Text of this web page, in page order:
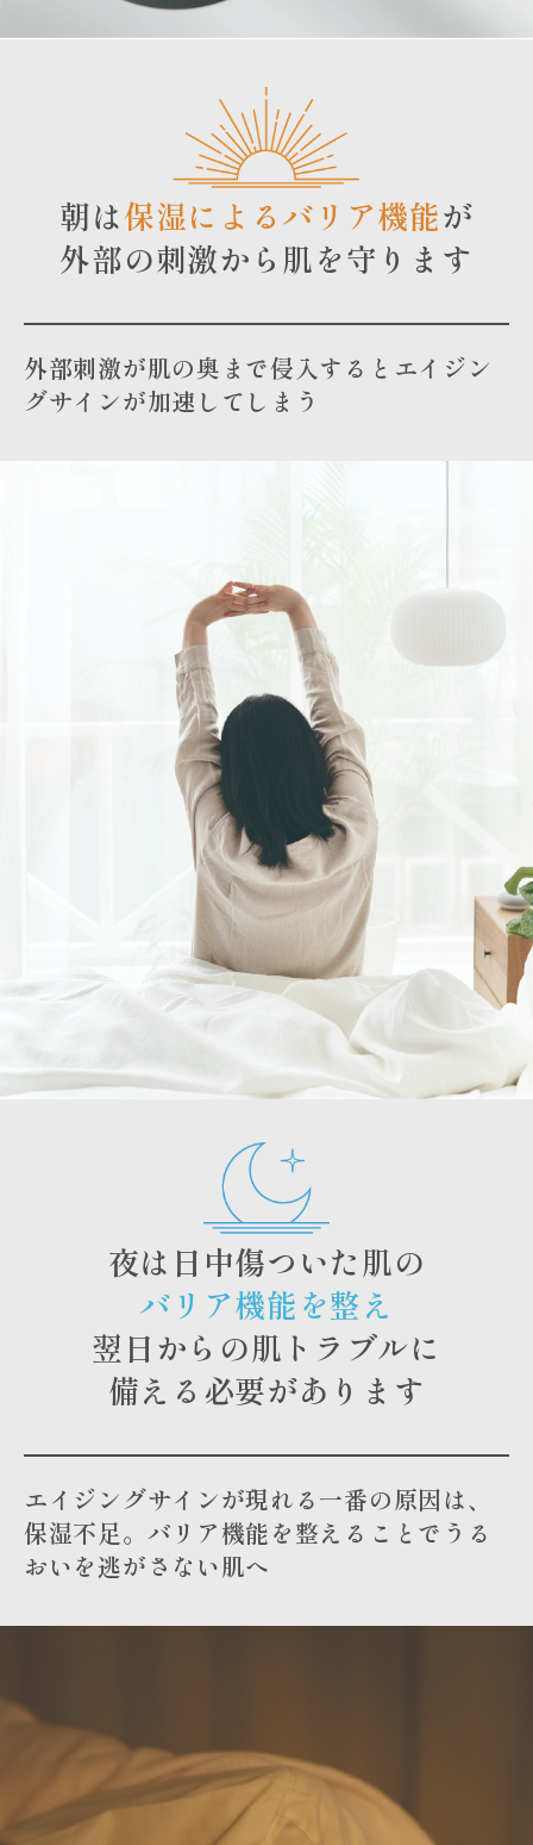
朝は保湿によるバリア機能が
外部の刺激から肌を守ります
外部刺激が肌の奥まで侵入するとエイジン
グサインが加速してしまう
夜は日中傷ついた肌の
バリア機能を整え
翌日からの肌トラブルに
備える必要があります
エイジングサインが現れる一番の原因は、
保湿不足。バリア機能を整えることでうる
おいを逃がさない肌へ